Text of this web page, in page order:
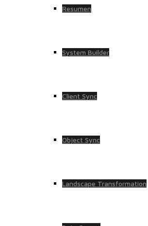
Resumen
System Builder
Client Sync
Object Sync
Landscape Transformation